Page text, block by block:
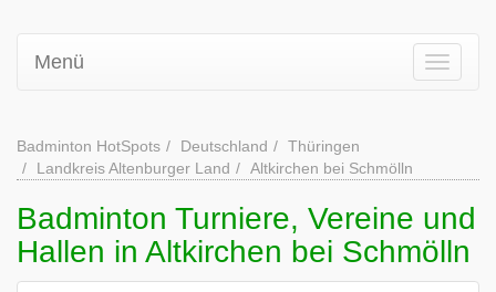
Menü
Badminton HotSpots Deutschland
Thüringen
Landkreis Altenburger Land
Altkirchen bei Schmölln
Badminton Turniere, Vereine und
Hallen in Altkirchen bei Schmölln